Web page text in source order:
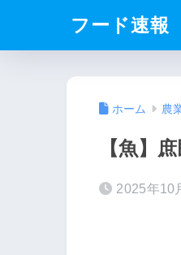
フード速報
ホーム 農
【魚】
2025年10